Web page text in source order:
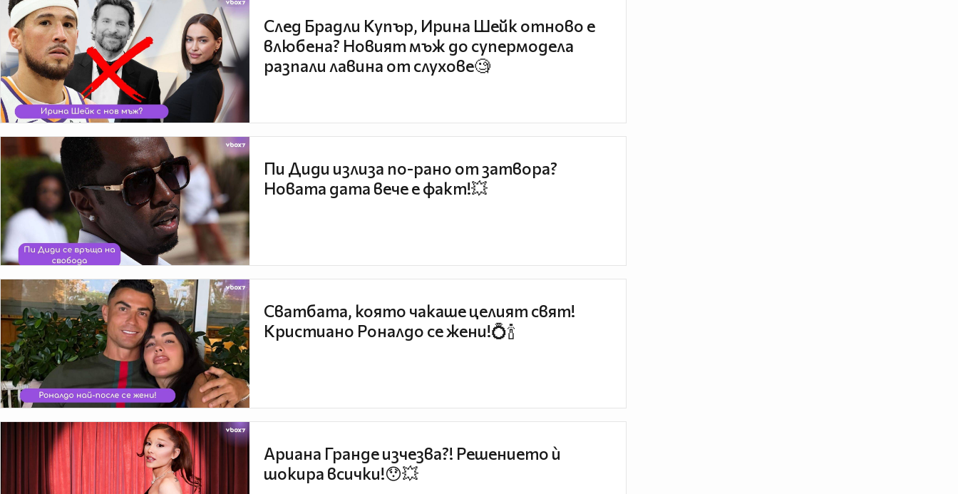
След Брадли Купър, Ирина Шейк отново е
влюбена? Новият мъж до супермодела
разпали лавина от слухове🧐
Пи Диди излиза по-рано от затвора?
Новата дата вече е факт!💥
Сватбата, която чакаше целият свят!
Кристиано Роналдо се жени!💍🍾
Ариана Гранде изчезва?! Решението ѝ
шокира всички!😯💥